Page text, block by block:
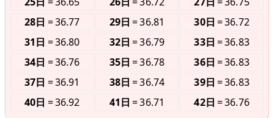
28日
36.77 29日 36.81 30日
36.72
31日
36.80 32日 36.79 33日
36.83
34日
36.76 35日 36.78 36日
36.83
37日
36.91 38日 36.74 39日
36.83
40日
36.92 41日 36.71 42日 36.76